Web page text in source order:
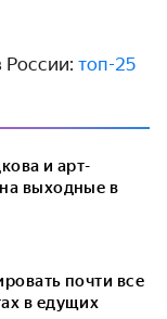
топ-25
и арт-
выходные в
почти все
в едущих